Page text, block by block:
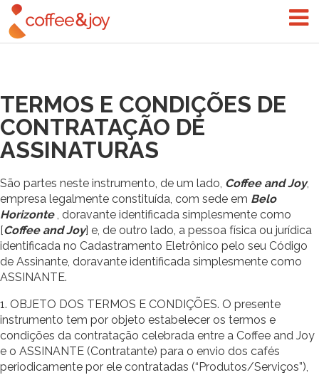
TERMOS E CONDIÇÕES DE
CONTRATAÇÃO DE
ASSINATURAS
São partes neste instrumento, de um lado, Coffee and Joy,
empresa legalmente constituída, com sede em Belo
Horizonte, doravante identificada simplesmente como
[Coffee and Joy] e, de outro lado, a pessoa física ou jurídica
identificada no Cadastramento Eletrônico pelo seu Código
de Assinante, doravante identificada simplesmente como
ASSINANTE.
1. OBJETO DOS TERMOS E CONDIÇÕES. O presente
instrumento tem por objeto estabelecer os termos e
condições da contratação celebrada entre a Coffee and Joy
e o ASSINANTE (Contratante) para o envio dos cafés
periodicamente por ele contratadas (“Produtos/Serviços”),